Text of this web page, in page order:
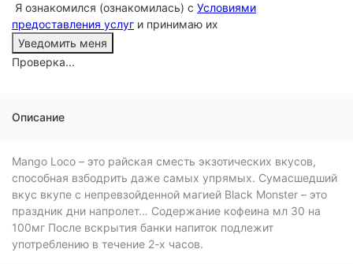
Я ознакомился (ознакомилась) с Условиями
предоставления услуг и принимаю их
Проверка...
Описание
Mango Loco – это райская сместь экзотических вкусов,
способная взбодрить даже самых упрямых. Сумасшедший
вкус вкупе с непревзойденной магией Black Monster – это
праздник дни напролет… Содержание кофеина мл 30 на
100мг После вскрытия банки напиток подлежит
употреблению в течение 2-х часов.